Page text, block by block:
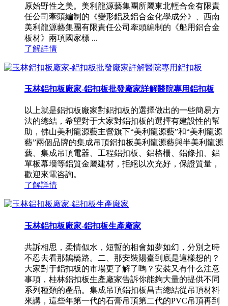
原始野性之美。美利龍源藝集團所屬東北輕合金有限責
任公司牽頭編制的《變形鋁及鋁合金化學成分》、西南
美利龍源藝集團有限責任公司牽頭編制的《船用鋁合金
板材》兩項國家標 ...
了解詳情
玉林鋁扣板廠家-鋁扣板批發廠家詳解醫院專用鋁扣板
以上就是鋁扣板廠家對鋁扣板的選擇做出的一些簡易方
法的總結，希望對于大家對鋁扣板的選擇有建設性的幫
助，佛山美利龍源藝主營旗下“美利龍源藝”和“美利龍源
藝”兩個品牌的集成吊頂鋁扣板美利龍源藝與半美利龍源
藝、集成吊頂電器、工程鋁扣板、鋁格柵、鋁條扣、鋁
單板幕墻等鋁質金屬建材，拒絕以次充好，保證質量，
歡迎來電咨詢。
了解詳情
玉林鋁扣板廠家-鋁扣板生產廠家
共訴相思，柔情似水，短暫的相會如夢如幻，分別之時
不忍去看那鵲橋路。二、那安裝陽臺到底是這樣想的？
大家對于鋁扣板的市場更了解了嗎？安裝又有什么注意
事項，桂林鋁扣板生產廠家告訴你能夠大量的提供不同
系列種類的產品。集成吊頂鋁扣板昌吉總結從吊頂材料
來講，這些年第一代的石膏吊頂第二代的PVC吊頂再到